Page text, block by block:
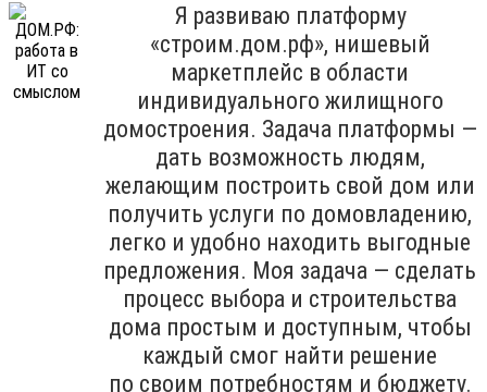
Я развиваю платформу
«строим.дом.рф», нишевый
маркетплейс в области
индивидуального жилищного
домостроения. Задача платформы —
дать возможность людям,
желающим построить свой дом или
получить услуги по домовладению,
легко и удобно находить выгодные
предложения. Моя задача — сделать
процесс выбора и строительства
дома простым и доступным, чтобы
каждый смог найти решение
по своим потребностям и бюджету.